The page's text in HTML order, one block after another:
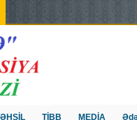
TİBB MEDİA